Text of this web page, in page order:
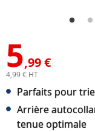
5,99 €
4,99 € HT
Parfaits pour
Arrière
tenue optimale